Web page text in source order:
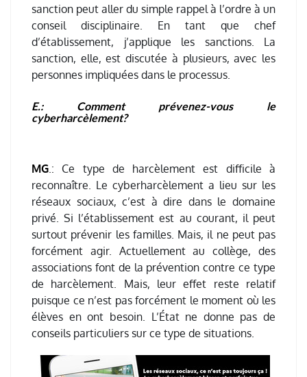
sanction peut aller du simple rappel à l’ordre à un
conseil disciplinaire. En tant que chef
d’établissement, j’applique les sanctions. La
sanction, elle, est discutée à plusieurs, avec les
personnes impliquées dans le processus.
E.: Comment prévenez-vous le
cyberharcèlement?
MG .: Ce type de harcèlement est difficile à
reconnaître. Le cyberharcèlement a lieu sur les
réseaux sociaux, c’est à dire dans le domaine
privé. Si l’établissement est au courant, il peut
surtout prévenir les familles. Mais, il ne peut pas
forcément agir. Actuellement au collège, des
associations font de la prévention contre ce type
de harcèlement. Mais, leur effet reste relatif
puisque ce n’est pas forcément le moment où les
élèves en ont besoin. L’État ne donne pas de
conseils particuliers sur ce type de situations.